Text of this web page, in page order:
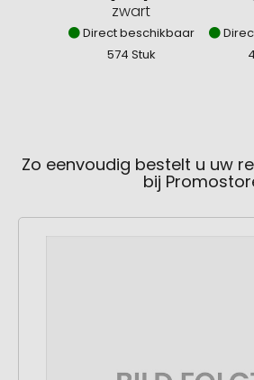
zwart
Direct beschikbaar
574 Stuk
Zo eenvoudig bestelt u uw
bij